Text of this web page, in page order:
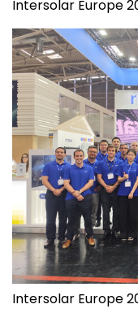
Intersolar Europe
Intersolar Europe